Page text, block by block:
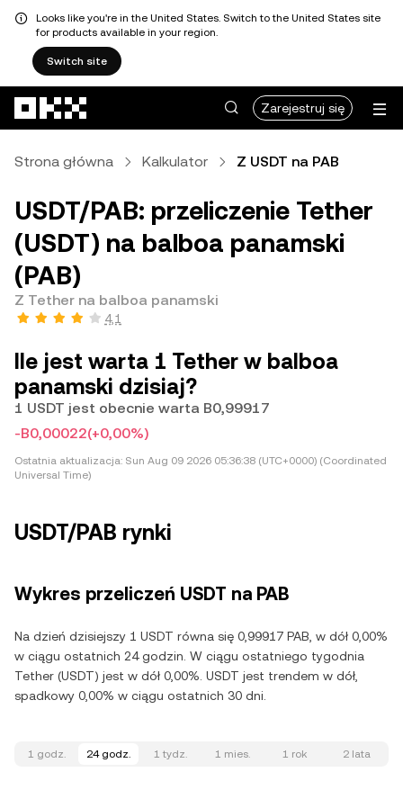
Looks like you're in the United States. Switch to the United States site
for products available in your region.
Switch site
Zarejestruj się
Strona główna Kalkulator Z USDT na PAB
USDT/PAB: przeliczenie Tether
(USDT) na balboa panamski
(PAB)
Z Tether na balboa panamski
4,1
Ile jest warta 1 Tether w balboa
panamski dzisiaj?
1 USDT jest obecnie warta B0,99917
-B0,00022(+0,00%)
Ostatnia aktualizacja: Sun Aug 09 2026 05:36:38 (UTC+0000) (Coordinated
Universal Time)
USDT/PAB rynki
Wykres przeliczeń USDT na PAB
Na dzień dzisiejszy 1 USDT równa się 0,99917 PAB, w dół 0,00%
w ciągu ostatnich 24 godzin. W ciągu ostatniego tygodnia
Tether (USDT) jest w dół 0,00%. USDT jest trendem w dół,
spadkowy 0,00% w ciągu ostatnich 30 dni.
1 godz. 24 godz. 1 tydz. 1 mies. 1 rok 2 lata